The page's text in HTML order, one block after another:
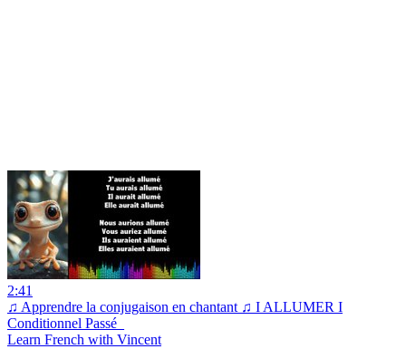
2:41
♫ Apprendre la conjugaison en chantant ♫ I ALLUMER I
Conditionnel Passé_
Learn French with Vincent